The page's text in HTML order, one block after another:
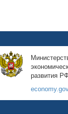
развития РФ